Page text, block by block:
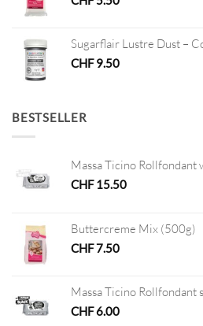
Sugarflair Lustre Dust –
CHF9.50
BESTSELLER
Massa Ticino Rollfondant
CHF15.50
Buttercreme Mix (500g)
CHF7.50
Massa Ticino Rollfondant
CHF6.00